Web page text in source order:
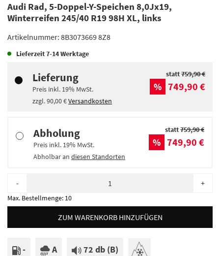
Audi Rad, 5-Doppel-Y-Speichen 8,0Jx19,
Winterreifen 245/40 R19 98H XL, links
Artikelnummer: 8B3073669 8Z8
Lieferzeit7-14 Werktage
Lieferung
Preis inkl. 19% MwSt.
zzgl.90,00 €Versandkosten
statt759,90 €
% 749,90 €
Abholung
Preis inkl. 19% MwSt.
Abholbar an diesen Standorten
statt759,90 €
% 749,90 €
- +
Max. Bestellmenge: 10
ZUM WARENKORB HINZUFÜGEN
- A 72 db (B)